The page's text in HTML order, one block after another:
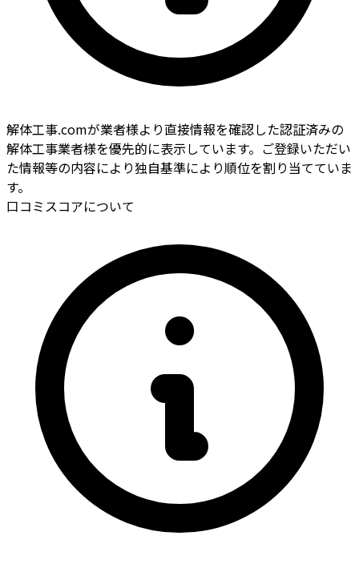
解体工事.comが業者様より直接情報を確認した認証済みの
解体工事業者様を優先的に表示しています。ご登録いただい
た情報等の内容により独自基準により順位を割り当てていま
す。
口コミスコアについて